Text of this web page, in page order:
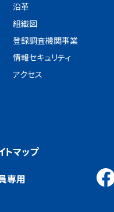
沿革
組織図
登録調査機関事業
情報セキュリティ
アクセス
トマップ
専用